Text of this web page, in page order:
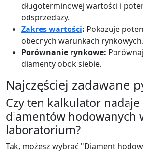
długoterminowej wartości i
odsprzedaży.
Zakres wartości: Pokazuje
obecnych warunkach rynkowych.
Porównanie rynkowe:
diamenty obok siebie.
Najczęściej zadawane
Czy ten kalkulator nadaje
diamentów hodowanych
laboratorium?
Tak, możesz wybrać "Diament